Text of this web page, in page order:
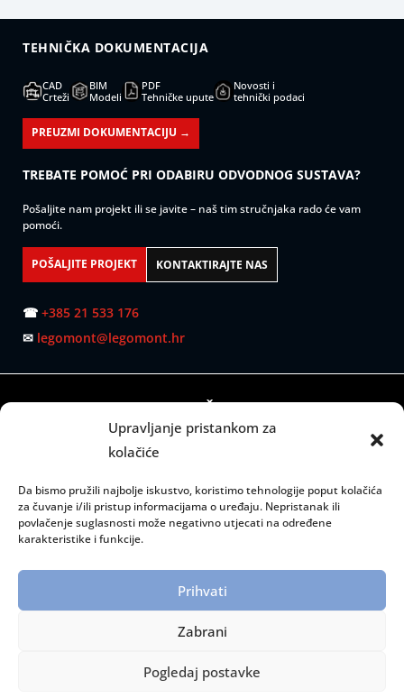
Upravljanje pristankom za
kolačiće
Da bismo pružili najbolje iskustvo, koristimo tehnologije poput kolačića
za čuvanje i/ili pristup informacijama o uređaju. Nepristanak ili
povlačenje suglasnosti može negativno utjecati na određene
karakteristike i funkcije.
Prihvati
Zabrani
Pogledaj postavke
TEHNIČKA DOKUMENTACIJA
CAD
Crteži
BIM
Modeli
PDF
Tehničke upute
Novosti i
tehnički podaci
PREUZMI DOKUMENTACIJU →
TREBATE POMOĆ PRI ODABIRU ODVODNOG SUSTAVA?
Pošaljite nam projekt ili se javite – naš tim stručnjaka rado će vam
pomoći.
POŠALJITE PROJEKT KONTAKTIRAJTE NAS
☎ +385 21 533 176
✉ legomont@legomont.hr
SJEDIŠTE:
Mažuranićevo šetalište 53
RADNO VRIJEME:
Ponedjeljak – petak: 08:00 do 15:00 sati
Zaštita privatnosti